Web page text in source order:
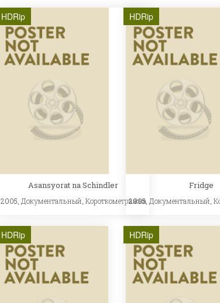
HDRip
Asansyorat na Schindler
2005, Документальный Короткометражка
HDRip
Fridge
2005, Документальный
HDRip HDRip